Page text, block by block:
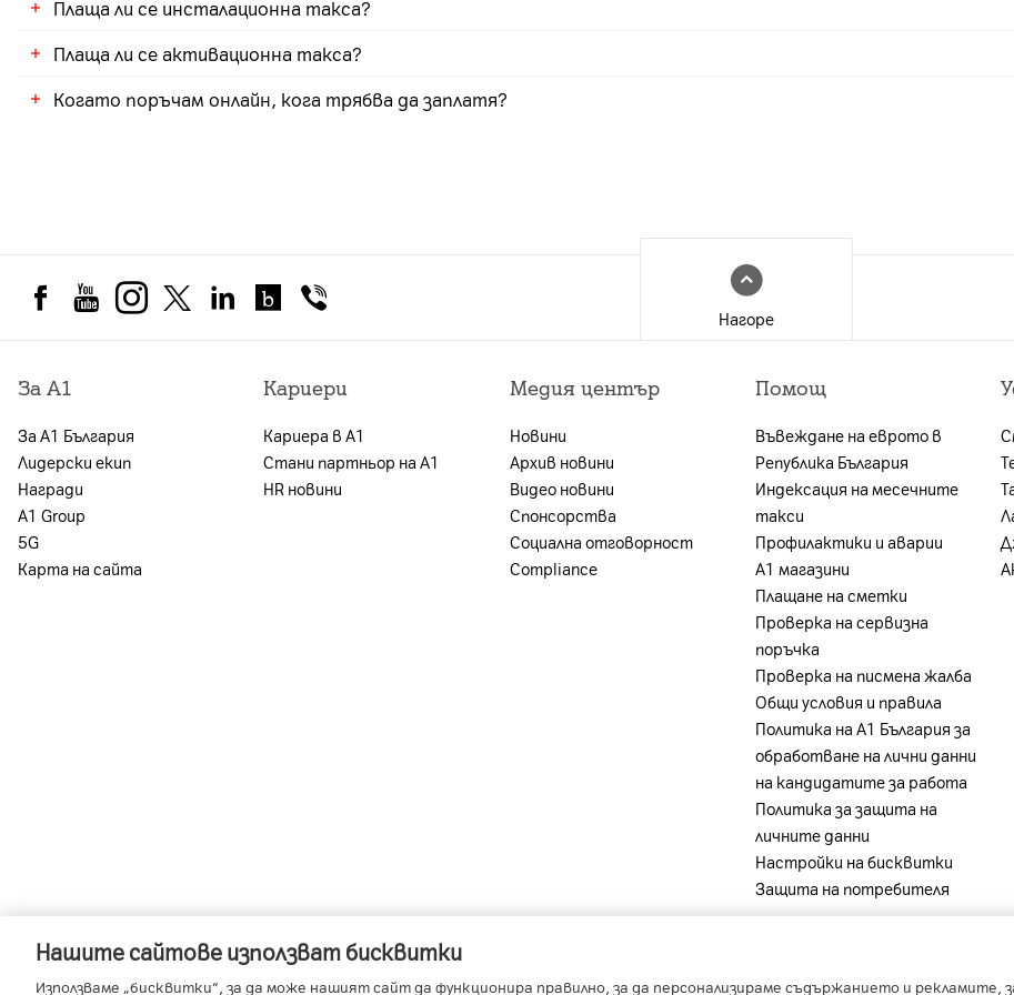
оставащия период за новия ТП. Срочността се променя заедно с новия избор за нов времеви интервал
Да, могат да бъдат добавени до 3 допълнителни приемника. Единичната цена за тях е 2,55 € | 4,99 лв.
поръчката за срок от 6 месеца.
Плаща ли се инсталационна такса?
Не, в случаите, когато услугата се инсталира самостоятелно от клиента.
Плаща ли се активационна такса?
Да, на стойност 7,66 € | 14,99 лв.
Когато поръчам онлайн, кога трябва да заплатя?
Нагоре
За А1
За А1 България
Лидерски екип
Награди
А1 Group
5G
Карта на сайта
Кариери
Кариера в А1
Стани партньор на А1
HR новини
Медия център
Новини
Архив новини
Видео новини
Спонсорства
Социална отговорност
Compliance
Помощ
Въвеждане на еврото в
Република България
Индексация на месечните
такси
Профилактики и аварии
А1 магазини
Плащане на сметки
Проверка на сервизна
поръчка
Проверка на писмена жалба
Общи условия и правила
Политика на A1 България за
обработване на лични данни
на кандидатите за работа
Политика за защита на
личните данни
Настройки на бисквитки
Защита на потребителя
A1 Austria - A1 Croatia - A1 Serbia
Нашите сайтове използват бисквитки
Използваме „бисквитки“, за да може нашият сайт да функционира правилно, за да персонализираме съдържанието и рекламите,